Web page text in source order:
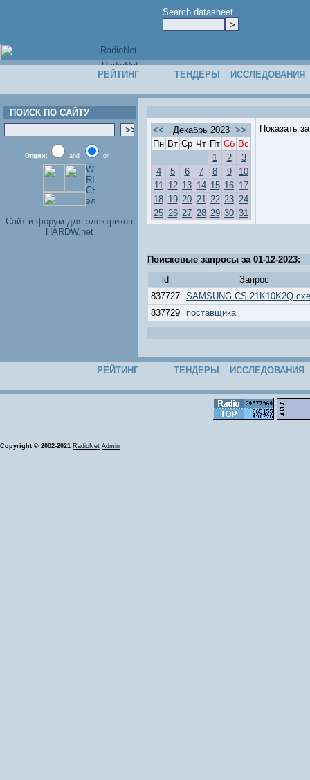
Search datasheet
РЕЙТИНГ ТЕНДЕРЫ ИССЛЕДОВАНИЯ
ПОИСК ПО САЙТУ
Опции: and or
Cайт и форум для электриков
HARDW.net
<< Декабрь 2023 >>
Пн Вт Ср Чт Пт Сб Вс
1
2
3
4
5 6 7 8 9
10
11 12 13 14 15 16 17
18 19 20 21 22 23 24
25 26 27 28 29 30 31
Показать
Поисковые запросы за 01-12-2023:
id
Запрос
837727 SAMSUNG CS 21K10K2Q
837729
поставщика
РЕЙТИНГ ТЕНДЕРЫ ИССЛЕДОВАНИЯ
Copyright © 2002-2021 RadioNet Admin